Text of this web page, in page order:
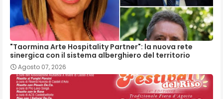
"Taormina Arte Hospitality Partner": la nuova rete
sinergica con il sistema alberghiero del territorio
Agosto 07, 2026